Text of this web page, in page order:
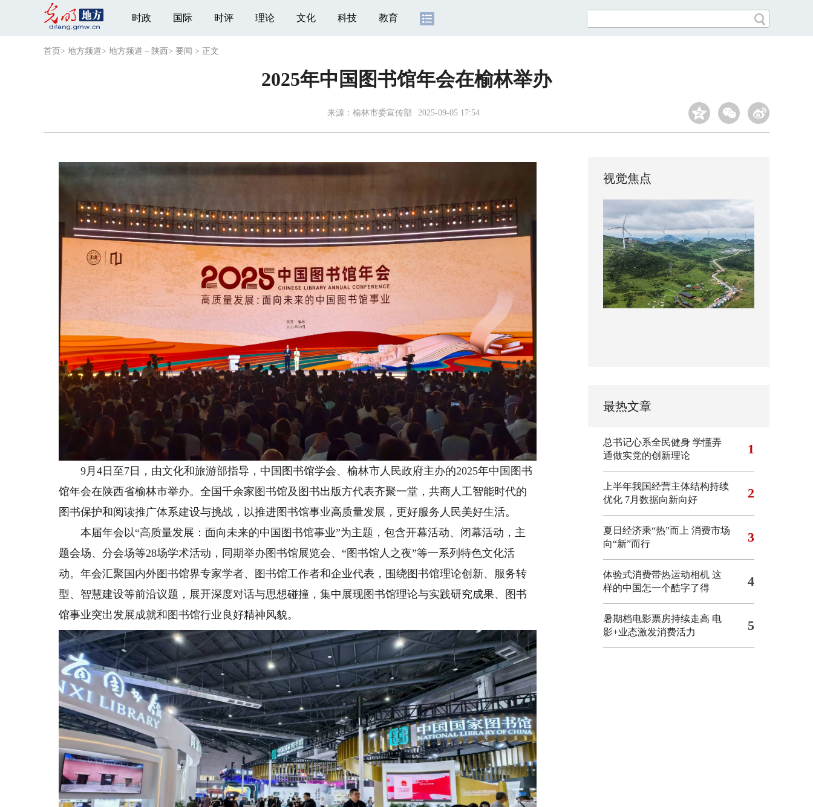
时政 国际 时评 理论 文化 科技 教育
首页 > 地方频道> 地方频道－陕西> 要闻 > 正文
2025年中国图书馆年会在榆林举办
来源： 榆林市委宣传部 2025-09-05 17:54
9月4日至7日，由文化和旅游部指导，中国图书馆学会、榆林市人民政府主办的2025年中国图书
馆年会在陕西省榆林市举办。全国千余家图书馆及图书出版方代表齐聚一堂，共商人工智能时代的
图书保护和阅读推广体系建设与挑战，以推进图书馆事业高质量发展，更好服务人民美好生活。
本届年会以“高质量发展：面向未来的中国图书馆事业”为主题，包含开幕活动、闭幕活动，主
题会场、分会场等28场学术活动，同期举办图书馆展览会、“图书馆人之夜”等一系列特色文化活
动。年会汇聚国内外图书馆界专家学者、图书馆工作者和企业代表，围绕图书馆理论创新、服务转
型、智慧建设等前沿议题，展开深度对话与思想碰撞，集中展现图书馆理论与实践研究成果、图书
馆事业突出发展成就和图书馆行业良好精神风貌。
视觉焦点
最热文章
总书记心系全民健身 学懂弄
通做实党的创新理论
1
上半年我国经营主体结构持续
优化 7月数据向新向好 2
夏日经济乘“热”而上 消费市场
向“新”而行
3
体验式消费带热运动相机 这
样的中国怎一个酷字了得
4
暑期档电影票房持续走高 电
影+业态激发消费活力
5